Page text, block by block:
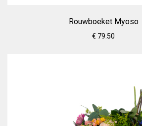
Rouwboeket Myoso
€ 79.50